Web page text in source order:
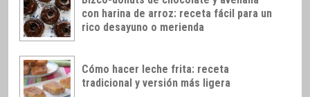
con harina de arroz: receta fácil para un
rico desayuno o merienda
Cómo hacer leche frita: receta
tradicional y versión más ligera